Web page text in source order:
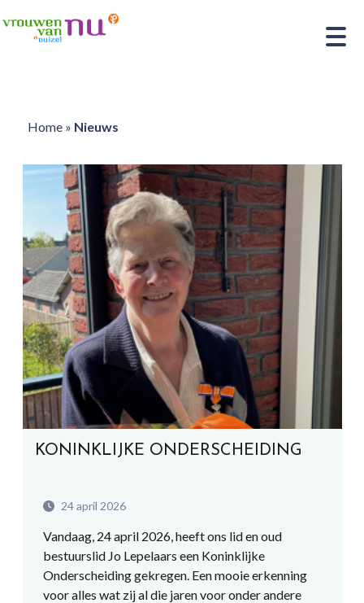
Home» Nieuws
KONINKLIJKE ONDERSCHEIDING
24 april 2026
Vandaag, 24 april 2026, heeft ons lid en oud
bestuurslid Jo Lepelaars een Koninklijke
Onderscheiding gekregen. Een mooie erkenning
voor alles wat zij al die jaren voor onder andere